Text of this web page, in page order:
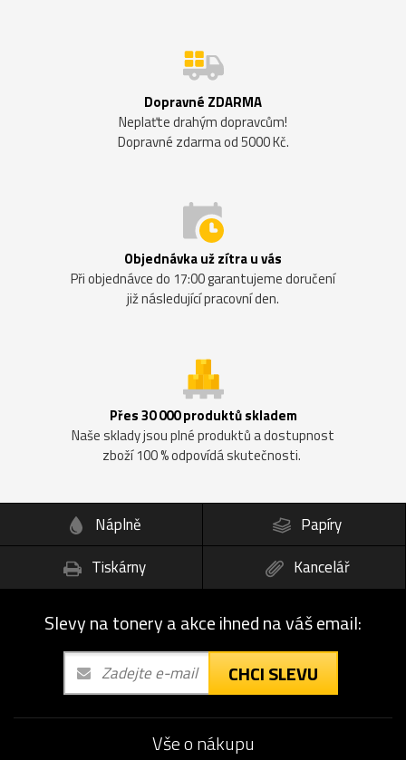
Dopravné ZDARMA
Neplaťte drahým dopravcům!
Dopravné zdarma od 5000 Kč.
Objednávka už zítra u vás
Při objednávce do 17:00 garantujeme doručení
již následující pracovní den.
Přes 30 000 produktů skladem
Naše sklady jsou plné produktů a dostupnost
zboží 100 % odpovídá skutečnosti.
Náplně
Papíry
Tiskárny
Kancelář
Slevy na tonery a akce ihned na váš email:
CHCI SLEVU
Vše o nákupu